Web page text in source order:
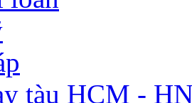
tàu HCM -